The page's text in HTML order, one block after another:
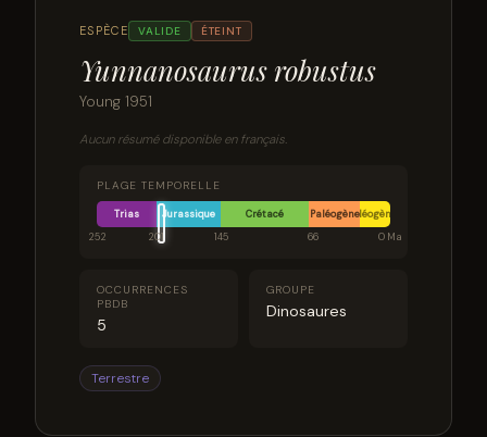
ESPÈCE VALIDE ÉTEINT
Yunnanosaurus robustus
Young 1951
Aucun résumé disponible en français.
PLAGE TEMPORELLE
Trias Jurassique Crétacé PaléogèneNéogène
252
201 145 66 0 Ma
OCCURRENCES
PBDB
5
GROUPE
Dinosaures
Terrestre